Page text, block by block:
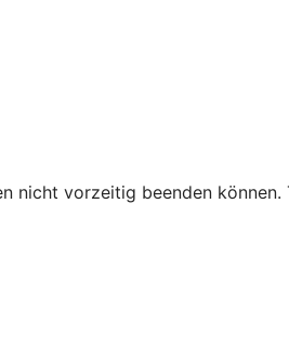
nicht vorzeitig beenden können.